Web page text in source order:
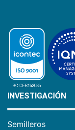
INVESTIGACIÓN
Semilleros